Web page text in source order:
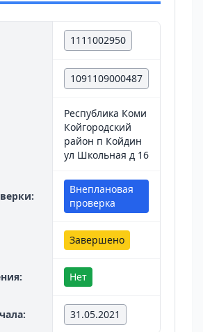
1111002950
1091109000487
Республика Коми
Койгородский
район п Койдин
ул Школьная д 16
Внеплановая
проверка
Завершено
Нет
31.05.2021